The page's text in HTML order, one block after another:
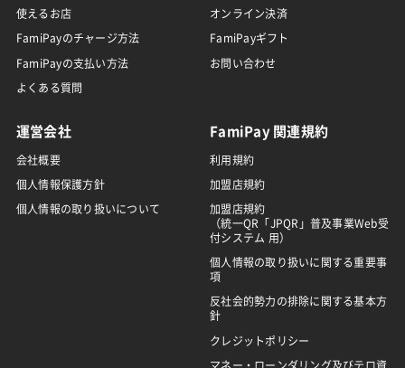
使えるお店
FamiPayのチャージ方法
FamiPayの支払い方法
よくある質問
オンライン決済
FamiPayギフト
お問い合わせ
運営会社
会社概要
個人情報保護方針
個人情報の取り扱いについて
FamiPay 関連規約
利用規約
加盟店規約
加盟店規約
（統一QR「JPQR」普及事業Web受
付システム 用）
個人情報の取り扱いに関する重要事
項
反社会的勢力の排除に関する基本方
針
クレジットポリシー
マネー・ローンダリング及びテロ資